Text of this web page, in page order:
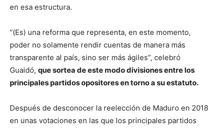
en esa estructura.
“(Es) una reforma que representa, en este momento,
poder no solamente rendir cuentas de manera más
transparente al país, sino ser más ágiles”, celebró
Guaidó, que sortea de este modo divisiones entre los
principales partidos opositores en torno a su estatuto.
Después de desconocer la reelección de Maduro en 2018
en unas votaciones en las que los principales partidos